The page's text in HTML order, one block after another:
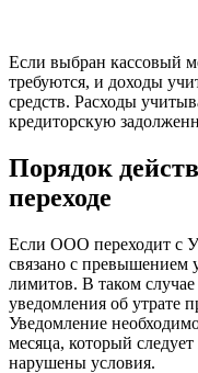
Если выбран кассовый
требуются, и доходы
средств. Расходы
кредиторскую
Порядок
переходе
Если ООО переходит с
связано с превышением
лимитов. В таком
уведомления об
Уведомление
месяца, который
нарушены условия.